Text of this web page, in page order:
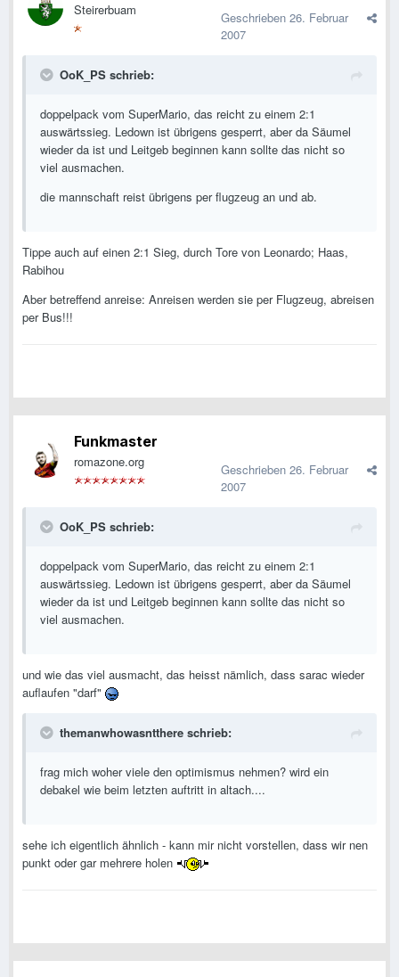
Steirerbuam Geschrieben 26. Februar
2007
OoK_PS schrieb:
doppelpack vom SuperMario, das reicht zu einem 2:1
auswärtssieg. Ledown ist übrigens gesperrt, aber da Säumel
wieder da ist und Leitgeb beginnen kann sollte das nicht so
viel ausmachen.
die mannschaft reist übrigens per flugzeug an und ab.
Tippe auch auf einen 2:1 Sieg, durch Tore von Leonardo; Haas,
Rabihou
Aber betreffend anreise: Anreisen werden sie per Flugzeug, abreisen
per Bus!!!
Funkmaster
romazone.org Geschrieben 26. Februar
2007
OoK_PS schrieb:
doppelpack vom SuperMario, das reicht zu einem 2:1
auswärtssieg. Ledown ist übrigens gesperrt, aber da Säumel
wieder da ist und Leitgeb beginnen kann sollte das nicht so
viel ausmachen.
und wie das viel ausmacht, das heisst nämlich, dass sarac wieder
auflaufen "darf"
themanwhowasntthere schrieb:
frag mich woher viele den optimismus nehmen? wird ein
debakel wie beim letzten auftritt in altach....
sehe ich eigentlich ähnlich - kann mir nicht vorstellen, dass wir nen
punkt oder gar mehrere holen